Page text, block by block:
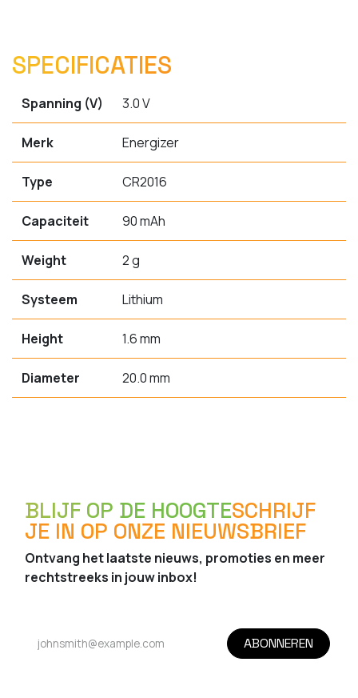
SPECIFICATIES
Spanning (V) 3.0 V
Merk Energizer
Type CR2016
Capaciteit 90 mAh
Weight 2 g
Systeem Lithium
Height 1.6 mm
Diameter 20.0 mm
BLIJF OP DE HOOGTESCHRIJF
JE IN OP ONZE NIEUWSBRIEF
Ontvang het laatste nieuws, promoties en meer
rechtstreeks in jouw inbox!
ABONNEREN